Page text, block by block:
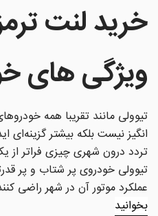
خرید لنت
ویژگی های
تیوولی مانند تقریبا همه
انگیز نیست بلکه بیشتر گزینه‌ای
تردد درون شهری چیزی فراتر
تیوولی خودروی پر شتاب و پر
عملکرد موتور آن در شهر راضی
بخوانید